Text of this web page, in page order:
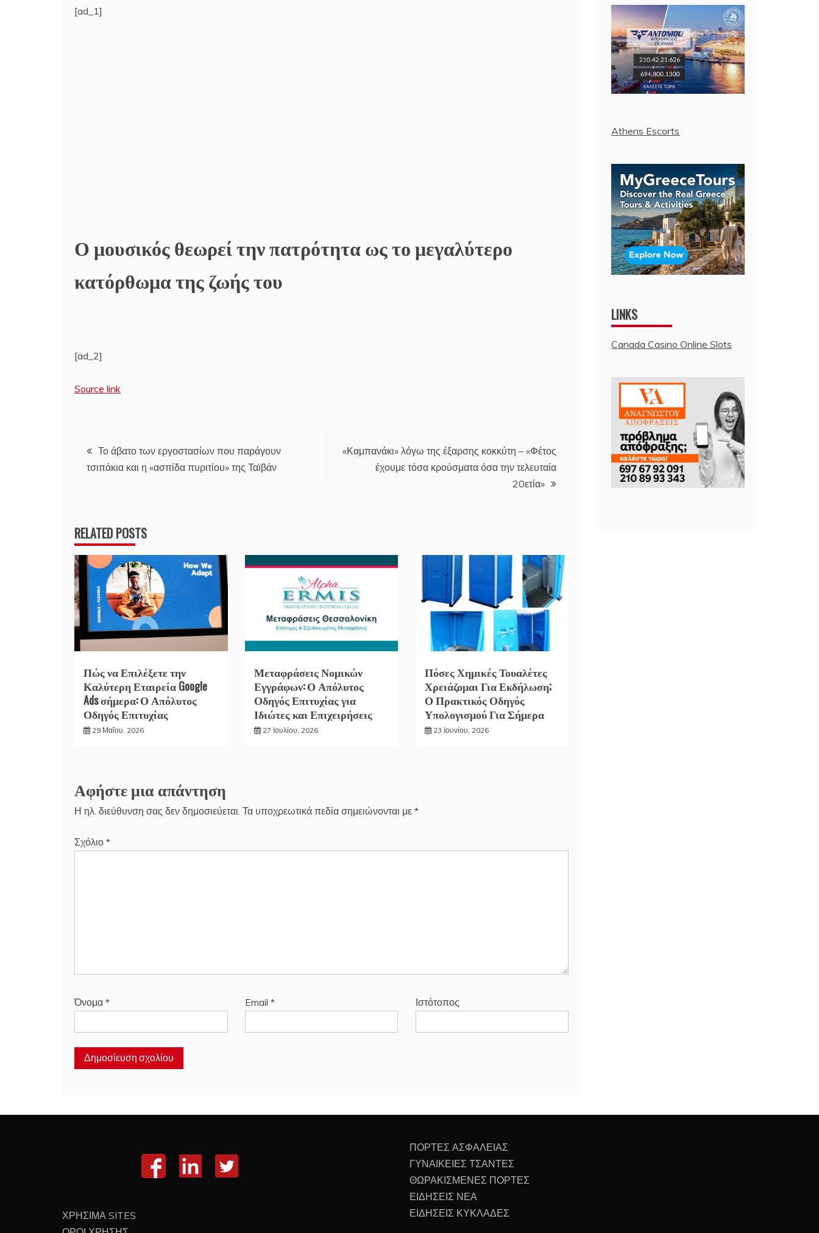
[ad_1]
Ο μουσικός θεωρεί την πατρότητα ως το μεγαλύτερο
κατόρθωμα της ζωής του
[ad_2]
Source link
Πλοήγηση
άρθρων
Το άβατο των εργοστασίων που παράγουν
τσιπάκια και η «ασπίδα πυριτίου» της Ταϊβάν
«Καμπανάκι» λόγω της έξαρσης κοκκύτη – «Φέτος
έχουμε τόσα κρούσματα όσα την τελευταία
20ετία»
RELATED POSTS
Πώς να Επιλέξετε την
Καλύτερη Εταιρεία Google
Ads σήμερα: Ο Απόλυτος
Οδηγός Επιτυχίας
29 Μαΐου, 2026
Μεταφράσεις Νομικών
Εγγράφων: Ο Απόλυτος
Οδηγός Επιτυχίας για
Ιδιώτες και Επιχειρήσεις
27 Ιουλίου, 2026
Πόσες Χημικές Τουαλέτες
Χρειάζομαι Για Εκδήλωση;
Ο Πρακτικός Οδηγός
Υπολογισμού Για Σήμερα
23 Ιουνίου, 2026
Αφήστε μια απάντηση
Η ηλ. διεύθυνση σας δεν δημοσιεύεται. Τα υποχρεωτικά πεδία σημειώνονται με *
Σχόλιο *
Όνομα * Email * Ιστότοπος
Athens Escorts
LINKS
Canada Casino Online Slots
ΧΡΗΣΙΜΑ SITES
ΠΟΡΤΕΣ ΑΣΦΑΛΕΙΑΣ
ΓΥΝΑΙΚΕΙΕΣ ΤΣΑΝΤΕΣ
ΘΩΡΑΚΙΣΜΕΝΕΣ ΠΟΡΤΕΣ
ΕΙΔΗΣΕΙΣ ΝΕΑ
ΕΙΔΗΣΕΙΣ ΚΥΚΛΑΔΕΣ